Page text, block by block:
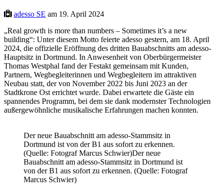
adesso SE am 19. April 2024
„Real growth is more than numbers – Sometimes it’s a new
building“: Unter diesem Motto feierte adesso gestern, am 18. April
2024, die offizielle Eröffnung des dritten Bauabschnitts am adesso-
Hauptsitz in Dortmund. In Anwesenheit von Oberbürgermeister
Thomas Westphal fand der Festakt gemeinsam mit Kunden,
Partnern, Wegbegleiterinnen und Wegbegleitern im attraktiven
Neubau statt, der von November 2022 bis Juni 2023 an der
Stadtkrone Ost errichtet wurde. Dabei erwartete die Gäste ein
spannendes Programm, bei dem sie dank modernster Technologien
außergewöhnliche musikalische Erfahrungen machen konnten.
Der neue Bauabschnitt am adesso-Stammsitz in
Dortmund ist von der B1 aus sofort zu erkennen.
(Quelle: Fotograf Marcus Schwier)Der neue
Bauabschnitt am adesso-Stammsitz in Dortmund ist
von der B1 aus sofort zu erkennen. (Quelle: Fotograf
Marcus Schwier)